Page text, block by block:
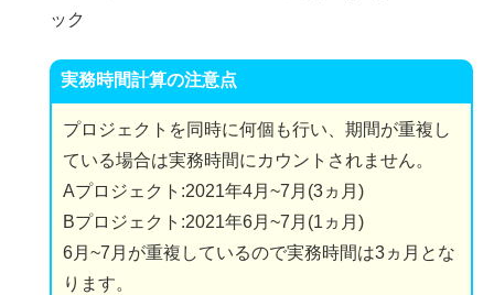
ック
実務時間計算の注意点
プロジェクトを同時に何個も行い、期間が重複し
ている場合は実務時間にカウントされません。
Aプロジェクト:2021年4月~7月(3ヵ月)
Bプロジェクト:2021年6月~7月(1ヵ月)
6月~7月が重複しているので実務時間は3ヵ月とな
ります。